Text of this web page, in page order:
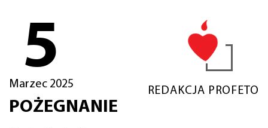
5
Marzec 2025
REDAKCJA PROFETO
POŻEGNANIE